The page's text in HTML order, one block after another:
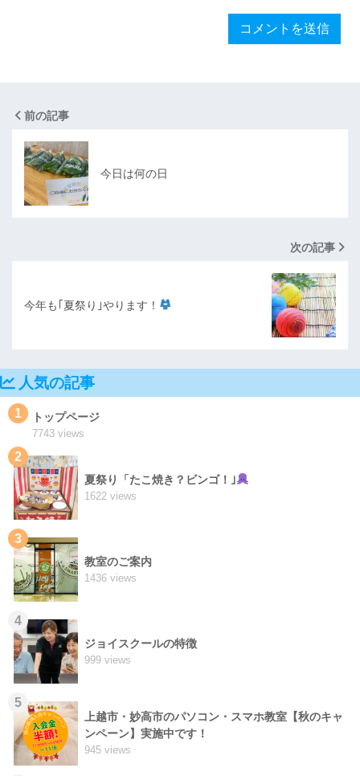
前の記事
今日は何の日
次の記事
今年も｢夏祭り｣やります！
人気の記事
1 トップページ
7743 views
2
夏祭り「たこ焼き？ビンゴ！｣
1622 views
3
教室のご案内
1436 views
4
ジョイスクールの特徴
999 views
5
上越市・妙高市のパソコン・スマホ教室【秋のキャ
ンペーン】実施中です！
945 views